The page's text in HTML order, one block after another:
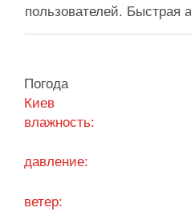
пользователей. Быстрая
24 казино позволяет
система авторизации
персональные данные,
скорость обработки
Погода
Киев
влажность:
давление:
ветер: